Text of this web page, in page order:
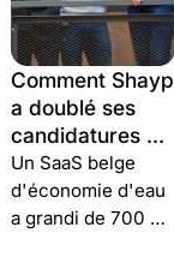
Comment Shayp
a doublé ses
candidatures et
structuré son
recrutement
dans cinq pays
Un SaaS belge
d'économie d'eau
a grandi de 700 %